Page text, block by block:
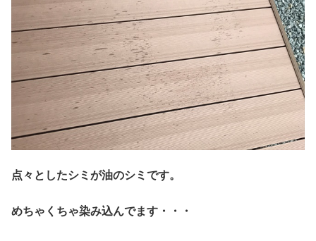
点々としたシミが油のシミです。
めちゃくちゃ染み込んでます・・・